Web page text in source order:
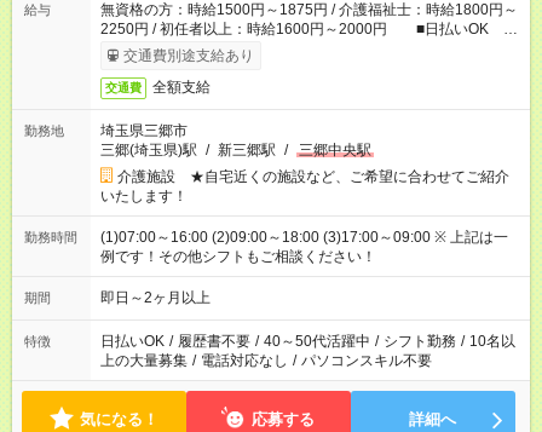
給与
無資格の方：時給1500円～1875円 / 介護福祉士：時給1800円～
2250円 / 初任者以上：時給1600円～2000円 ■日払いOK ■
日収例：1万2000円（時給1500円×8h）
交通費別途支給あり
交通費 全額支給
勤務地
埼玉県三郷市
三郷(埼玉県)駅 / 新三郷駅 / 三郷中央駅
介護施設 ★自宅近くの施設など、ご希望に合わせてご紹介
いたします！
勤務時間
(1)07:00～16:00 (2)09:00～18:00 (3)17:00～09:00 ※ 上記は一
例です！その他シフトもご相談ください！
期間 即日～2ヶ月以上
特徴 日払いOK / 履歴書不要 / 40～50代活躍中 / シフト勤務 / 10名以
上の大量募集 / 電話対応なし / パソコンスキル不要
気になる！ 応募する 詳細へ